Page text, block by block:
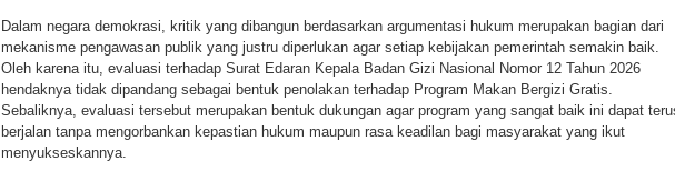
Dalam negara demokrasi, kritik yang dibangun berdasarkan argumentasi hukum merupakan bagian dari
mekanisme pengawasan publik yang justru diperlukan agar setiap kebijakan pemerintah semakin baik.
Oleh karena itu, evaluasi terhadap Surat Edaran Kepala Badan Gizi Nasional Nomor 12 Tahun 2026
hendaknya tidak dipandang sebagai bentuk penolakan terhadap Program Makan Bergizi Gratis.
Sebaliknya, evaluasi tersebut merupakan bentuk dukungan agar program yang sangat baik ini dapat
berjalan tanpa mengorbankan kepastian hukum maupun rasa keadilan bagi masyarakat yang ikut
menyukseskannya.